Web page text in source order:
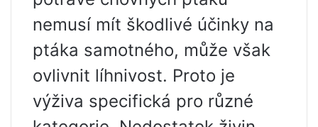
nemusí mít škodlivé účinky na
ptáka samotného, ​​může však
ovlivnit líhnivost. Proto je
výživa specifická pro různé